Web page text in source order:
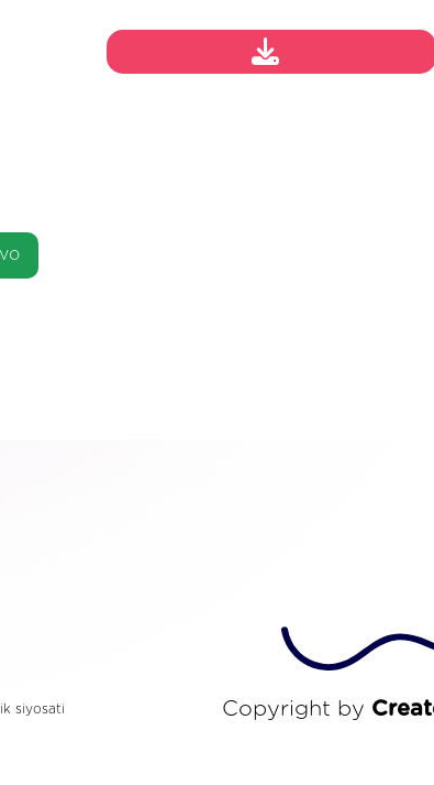
siyosati Copyright by